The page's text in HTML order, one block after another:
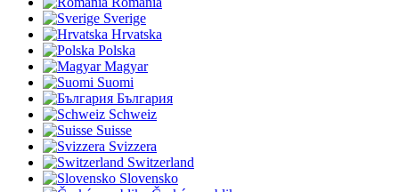
Sverige
Hrvatska
Polska
Magyar
Suomi
България
Schweiz
Suisse
Svizzera
Switzerland
Slovensko